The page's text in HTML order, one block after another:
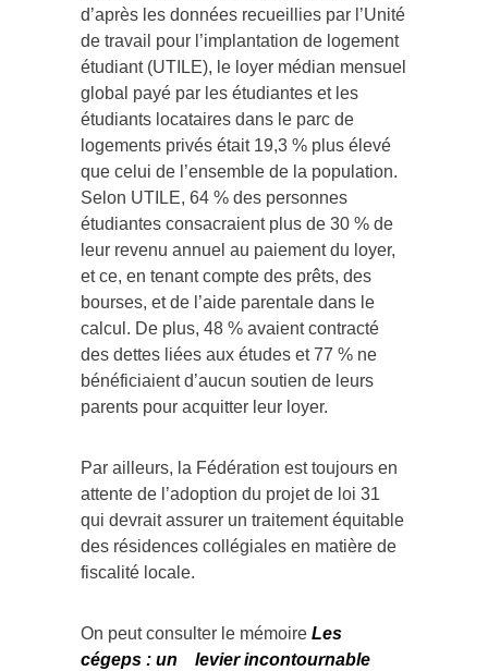
d’après les données recueillies par l’Unité
de travail pour l’implantation de logement
étudiant (UTILE), le loyer médian mensuel
global payé par les étudiantes et les
étudiants locataires dans le parc de
logements privés était 19,3 % plus élevé
que celui de l’ensemble de la population.
Selon UTILE, 64 % des personnes
étudiantes consacraient plus de 30 % de
leur revenu annuel au paiement du loyer,
et ce, en tenant compte des prêts, des
bourses, et de l’aide parentale dans le
calcul. De plus, 48 % avaient contracté
des dettes liées aux études et 77 % ne
bénéficiaient d’aucun soutien de leurs
parents pour acquitter leur loyer.
Par ailleurs, la Fédération est toujours en
attente de l’adoption du projet de loi 31
qui devrait assurer un traitement équitable
des résidences collégiales en matière de
fiscalité locale.
On peut consulter le mémoire Les
cégeps : un levier incontournable